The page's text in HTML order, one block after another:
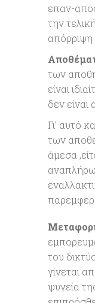
επαν-
την
απόρριψη .
των
είναι
δεν είναι
Γι’ αυτό
των
άμεσα
του
γίνεται
ψυγεία